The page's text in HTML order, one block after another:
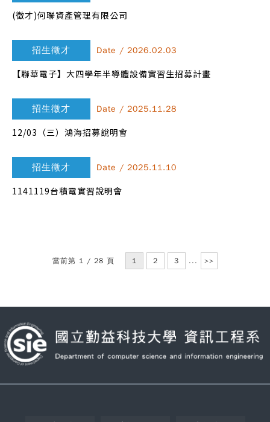
(徵才)何聯資產管理有限公司
招生徵才 Date / 2026.02.03
【聯華電子】大四學年半導體設備實習生招募計畫
招生徵才 Date / 2025.11.28
12/03（三）鴻海招募說明會
招生徵才 Date / 2025.11.10
1141119台積電實習說明會
當前第 1 / 28 頁 1 2 3 ... >>